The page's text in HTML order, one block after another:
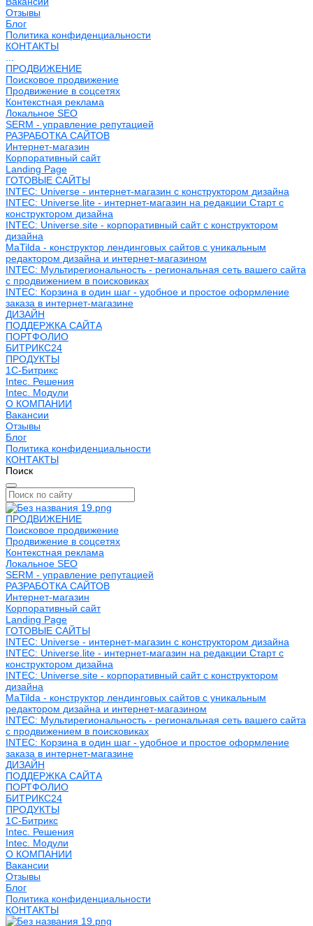
Отзывы
Блог
Политика конфиденциальности
КОНТАКТЫ
ПРОДВИЖЕНИЕ
Поисковое продвижение
Продвижение в соцсетях
Контекстная реклама
Локальное SEO
SERM - управление репутацией
РАЗРАБОТКА САЙТОВ
Интернет-магазин
Корпоративный сайт
Landing Page
ГОТОВЫЕ САЙТЫ
INTEC: Universe - интернет-магазин с конструктором дизайна
INTEC: Universe.lite - интернет-магазин на редакции Старт с
конструктором дизайна
INTEC: Universe.site - корпоративный сайт с конструктором
дизайна
MaTilda - конструктор лендинговых сайтов с уникальным
редактором дизайна и интернет-магазином
INTEC: Мультирегиональность - региональная сеть вашего сайта
с продвижением в поисковиках
INTEC: Корзина в один шаг - удобное и простое оформление
заказа в интернет-магазине
ДИЗАЙН
ПОДДЕРЖКА САЙТА
ПОРТФОЛИО
БИТРИКС24
ПРОДУКТЫ
1С-Битрикс
Intec. Решения
Intec. Модули
О КОМПАНИИ
Вакансии
Отзывы
Блог
Политика конфиденциальности
КОНТАКТЫ
Поиск
ПРОДВИЖЕНИЕ
Поисковое продвижение
Продвижение в соцсетях
Контекстная реклама
Локальное SEO
SERM - управление репутацией
РАЗРАБОТКА САЙТОВ
Интернет-магазин
Корпоративный сайт
Landing Page
ГОТОВЫЕ САЙТЫ
INTEC: Universe - интернет-магазин с конструктором дизайна
INTEC: Universe.lite - интернет-магазин на редакции Старт с
конструктором дизайна
INTEC: Universe.site - корпоративный сайт с конструктором
дизайна
MaTilda - конструктор лендинговых сайтов с уникальным
редактором дизайна и интернет-магазином
INTEC: Мультирегиональность - региональная сеть вашего сайта
с продвижением в поисковиках
INTEC: Корзина в один шаг - удобное и простое оформление
заказа в интернет-магазине
ДИЗАЙН
ПОДДЕРЖКА САЙТА
ПОРТФОЛИО
БИТРИКС24
ПРОДУКТЫ
1С-Битрикс
Intec. Решения
Intec. Модули
О КОМПАНИИ
Вакансии
Отзывы
Блог
Политика конфиденциальности
КОНТАКТЫ